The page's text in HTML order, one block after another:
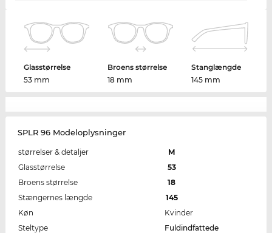
Glasstørrelse
53 mm
Broens størrelse
18 mm
Stanglængde
145 mm
SPLR 96 Modeloplysninger
størrelser & detaljer
M
Glasstørrelse
53
Broens størrelse
18
Stængernes længde
145
Køn
Kvinder
Steltype
Fuldindfattede